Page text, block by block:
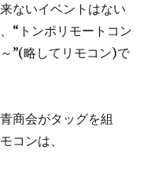
ないイベントはない
“トンポリモートコン
”(略してリモコン)で
商会がタッグを組
コンは、